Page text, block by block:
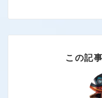
この記